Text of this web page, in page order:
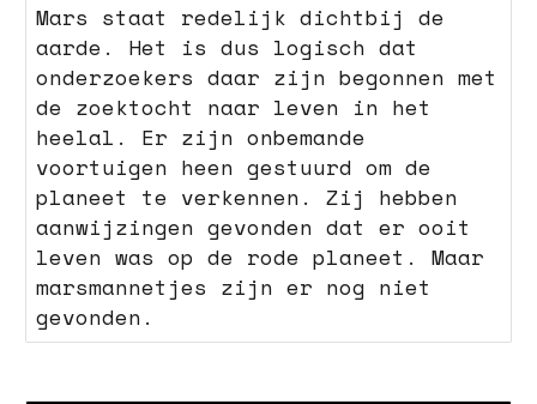
Mars staat redelijk dichtbij de
aarde. Het is dus logisch dat
onderzoekers daar zijn begonnen met
de zoektocht naar leven in het
heelal. Er zijn onbemande
voortuigen heen gestuurd om de
planeet te verkennen. Zij hebben
aanwijzingen gevonden dat er ooit
leven was op de rode planeet. Maar
marsmannetjes zijn er nog niet
gevonden.